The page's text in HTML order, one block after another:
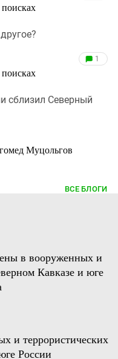
1
сблизил Северный
Муцольгов
ВСЕ БЛОГИ
в вооруженных и
Кавказе и юге
и террористических
России